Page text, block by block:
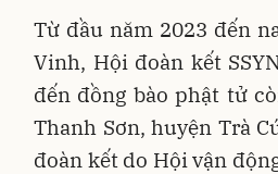
Từ đầu năm 2023 đến
Vinh, Hội đoàn kết
đến đồng bào phật tử
Thanh Sơn, huyện Trà
đoàn kết do Hội vận